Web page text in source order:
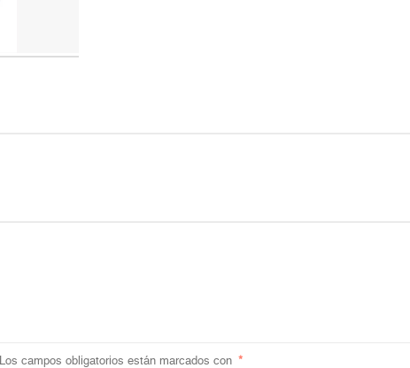
Los campos obligatorios están marcados con *